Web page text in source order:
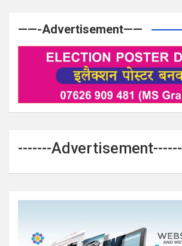
——-Advertisement——
-------Advertisement------